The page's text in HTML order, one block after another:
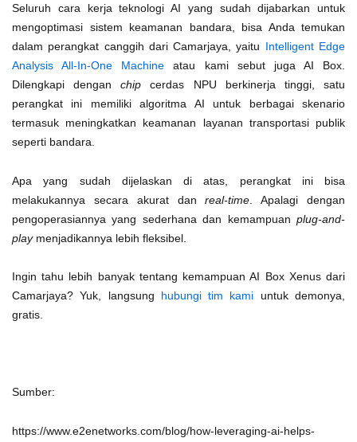
Seluruh cara kerja teknologi AI yang sudah dijabarkan untuk
mengoptimasi sistem keamanan bandara, bisa Anda temukan
dalam perangkat canggih dari Camarjaya, yaitu Intelligent Edge
Analysis All-In-One Machine atau kami sebut juga AI Box.
Dilengkapi denganchip cerdas NPU berkinerja tinggi, satu
perangkat ini memiliki algoritma AI untuk berbagai skenario
termasuk meningkatkan keamanan layanan transportasi publik
seperti bandara.
Apa yang sudah dijelaskan di atas, perangkat ini bisa
melakukannya secara akurat danreal-time . Apalagi dengan
pengoperasiannya yang sederhana dan kemampuan plug-and-
playmenjadikannya lebih fleksibel.
Ingin tahu lebih banyak tentang kemampuan AI Box Xenus dari
Camarjaya? Yuk, langsung hubungi tim kami untuk demonya,
gratis.
Sumber:
https://www.e2enetworks.com/blog/how-leveraging-ai-helps-